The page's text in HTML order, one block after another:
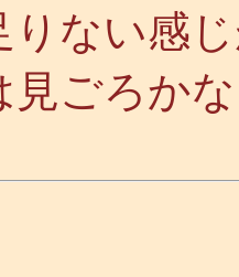
りない感
見ごろか